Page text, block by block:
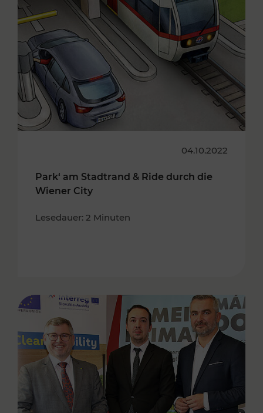
04.10.2022
Park‘ am Stadtrand & Ride durch die
Wiener City
Lesedauer: 2 Minuten